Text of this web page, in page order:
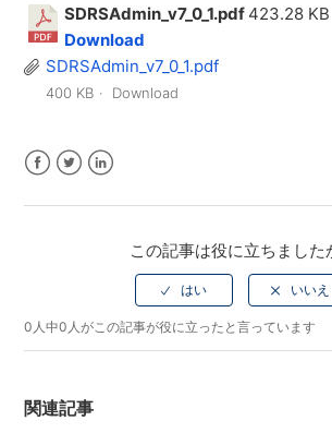
SDRSAdmin_v7_0_1.pdf 423.28 KB
Download
SDRSAdmin_v7_0_1.pdf
400 KB Download
この記事は役に立ちました
0人中0人がこの記事が役に立ったと言っています
関連記事